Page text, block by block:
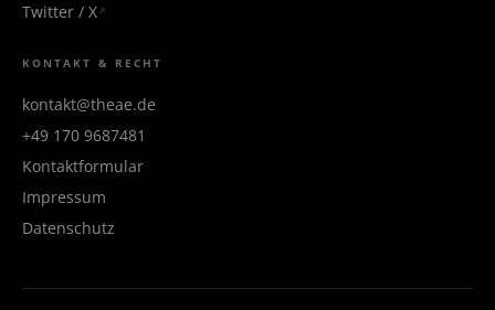
Twitter / X
KONTAKT & RECHT
kontakt@theae.de
+49 170 9687481
Kontaktformular
Impressum
Datenschutz